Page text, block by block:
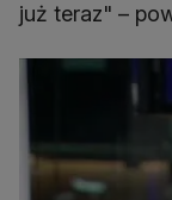
już teraz" –